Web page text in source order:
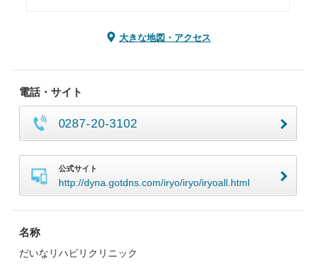
大きな地図・アクセス
電話・サイト
0287-20-3102
公式サイト
http://dyna.gotdns.com/iryo/iryo/iryoall.html
名称
だいなリハビリクリニック